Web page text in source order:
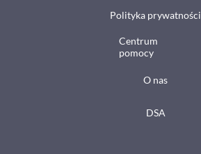
Polityka prywatności
Centrum
pomocy
O nas
DSA